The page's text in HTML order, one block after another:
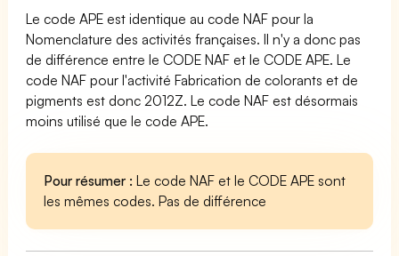
Le code APE est identique au code NAF pour la
Nomenclature des activités françaises. Il n'y a donc pas
de différence entre le CODE NAF et le CODE APE. Le
code NAF pour l'activité Fabrication de colorants et de
pigments est donc 2012Z. Le code NAF est désormais
moins utilisé que le code APE.
Pour résumer : Le code NAF et le CODE APE sont
les mêmes codes. Pas de différence